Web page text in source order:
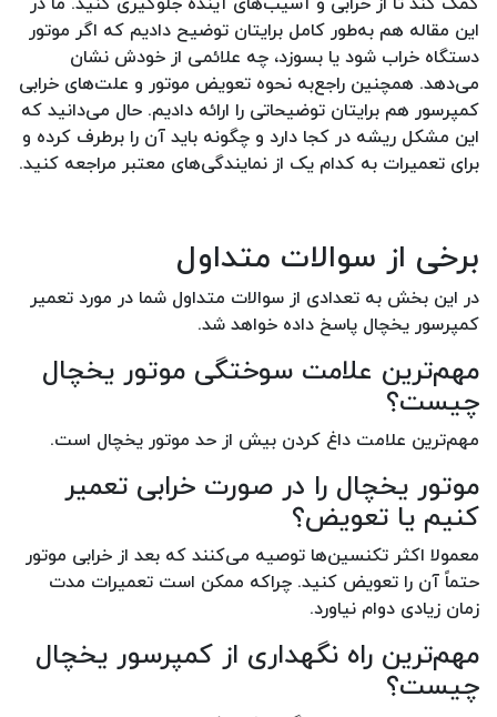
این مقاله هم به‌طور کامل برایتان توضیح دادیم که اگر موتور
دستگاه خراب شود یا بسوزد، چه علائمی از خودش نشان
می‌دهد. همچنین راجع‌به نحوه تعویض موتور و علت‌های خرابی
کمپرسور هم برایتان توضیحاتی را ارائه دادیم. حال می‌دانید که
این مشکل ریشه در کجا دارد و چگونه باید آن را برطرف کرده و
برای تعمیرات به کدام یک از نمایندگی‌های معتبر مراجعه کنید.
برخی از سوالات متداول
در این بخش به تعدادی از سوالات متداول شما در مورد تعمیر
کمپرسور یخچال پاسخ داده خواهد شد.
مهم‌ترین علامت سوختگی موتور یخچال
چیست؟
مهم‌ترین علامت داغ کردن بیش از حد موتور یخچال است.
موتور یخچال را در صورت خرابی تعمیر
کنیم یا تعویض؟
معمولا اکثر تکنسین‌ها توصیه می‌کنند که بعد از خرابی موتور
حتماً آن را تعویض کنید. چراکه ممکن است تعمیرات مدت
زمان زیادی دوام نیاورد.
مهم‌ترین راه نگهداری از کمپرسور یخچال
چیست؟